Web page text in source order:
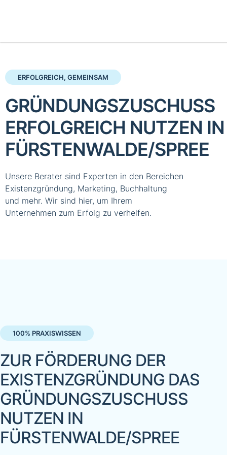
ERFOLGREICH, GEMEINSAM
GRÜNDUNGSZUSCHUSS
ERFOLGREICH NUTZEN IN
FÜRSTENWALDE/SPREE
Unsere Berater sind Experten in den Bereichen
Existenzgründung, Marketing, Buchhaltung
und mehr. Wir sind hier, um Ihrem
Unternehmen zum Erfolg zu verhelfen.
100% PRAXISWISSEN
ZUR FÖRDERUNG DER
EXISTENZGRÜNDUNG DAS
GRÜNDUNGSZUSCHUSS
NUTZEN IN
FÜRSTENWALDE/SPREE